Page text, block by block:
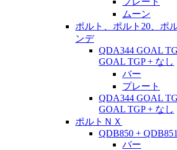
ムーン
ポルト、ポルト20、ポ
ンデ
QDA344 GOAL
GOAL TGP + なし
バー
プレート
QDA344 GOAL
GOAL TGP + なし
ポルトＮＸ
QDB850 +
バー